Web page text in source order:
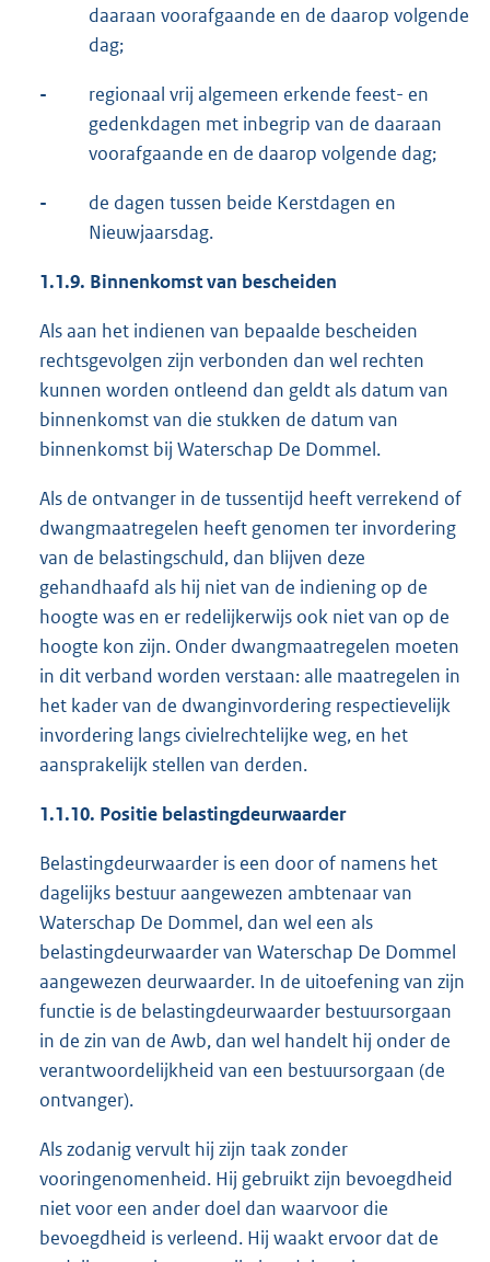
daaraan voorafgaande en de daarop volgende
dag;
-
regionaal vrij algemeen erkende feest- en
gedenkdagen met inbegrip van de daaraan
voorafgaande en de daarop volgende dag;
-
de dagen tussen beide Kerstdagen en
Nieuwjaarsdag.
1.1.9. Binnenkomst van bescheiden
Als aan het indienen van bepaalde bescheiden
rechtsgevolgen zijn verbonden dan wel rechten
kunnen worden ontleend dan geldt als datum van
binnenkomst van die stukken de datum van
binnenkomst bij Waterschap De Dommel.
Als de ontvanger in de tussentijd heeft verrekend of
dwangmaatregelen heeft genomen ter invordering
van de belastingschuld, dan blijven deze
gehandhaafd als hij niet van de indiening op de
hoogte was en er redelijkerwijs ook niet van op de
hoogte kon zijn. Onder dwangmaatregelen moeten
in dit verband worden verstaan: alle maatregelen in
het kader van de dwanginvordering respectievelijk
invordering langs civielrechtelijke weg, en het
aansprakelijk stellen van derden.
1.1.10. Positie belastingdeurwaarder
Belastingdeurwaarder is een door of namens het
dagelijks bestuur aangewezen ambtenaar van
Waterschap De Dommel, dan wel een als
belastingdeurwaarder van Waterschap De Dommel
aangewezen deurwaarder. In de uitoefening van zijn
functie is de belastingdeurwaarder bestuursorgaan
in de zin van de Awb, dan wel handelt hij onder de
verantwoordelijkheid van een bestuursorgaan (de
ontvanger).
Als zodanig vervult hij zijn taak zonder
vooringenomenheid. Hij gebruikt zijn bevoegdheid
niet voor een ander doel dan waarvoor die
bevoegdheid is verleend. Hij waakt ervoor dat de